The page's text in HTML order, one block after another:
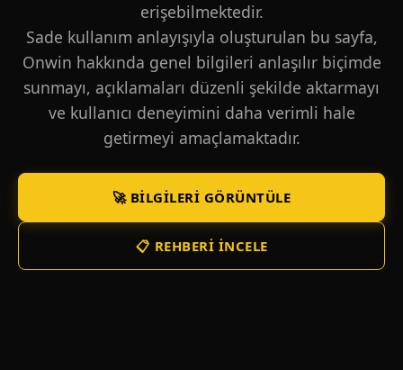
erişebilmektedir.
Sade kullanım anlayışıyla oluşturulan bu sayfa,
Onwin hakkında genel bilgileri anlaşılır biçimde
sunmayı, açıklamaları düzenli şekilde aktarmayı
ve kullanıcı deneyimini daha verimli hale
getirmeyi amaçlamaktadır.
🚀 BILGILERI GÖRÜNTÜLE
📋 REHBERI İNCELE